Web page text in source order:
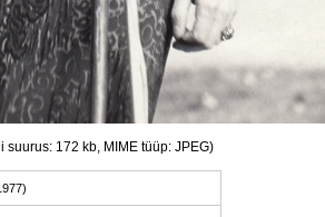
suurus: 172 kb, MIME tüüp: JPEG)